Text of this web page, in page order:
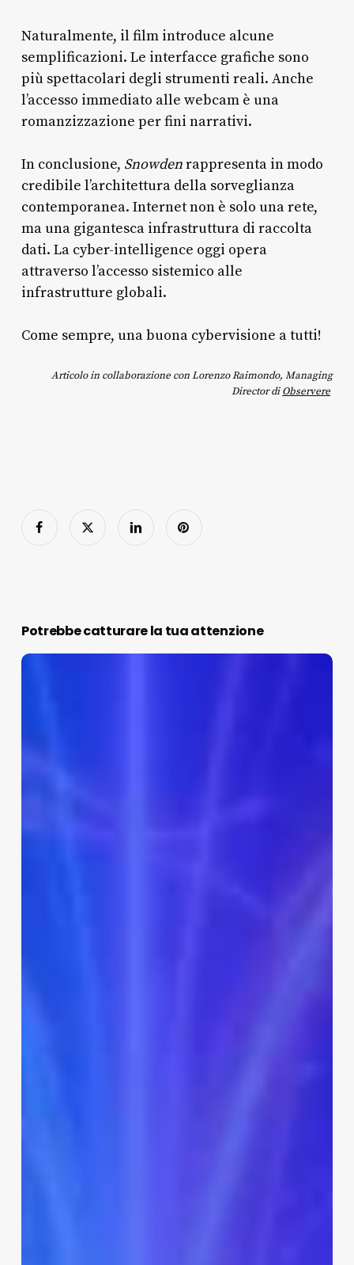
Naturalmente, il film introduce alcune
semplificazioni. Le interfacce grafiche sono
più spettacolari degli strumenti reali. Anche
l’accesso immediato alle webcam è una
romanzizzazione per fini narrativi.
In conclusione, Snowdenrappresenta in modo
credibile l’architettura della sorveglianza
contemporanea. Internet non è solo una rete,
ma una gigantesca infrastruttura di raccolta
dati. La cyber-intelligence oggi opera
attraverso l’accesso sistemico alle
infrastrutture globali.
Come sempre, una buona cybervisione a tutti!
Articolo in collaborazione con Lorenzo Raimondo, Managing
Director diObservere
Potrebbe catturare la tua attenzione